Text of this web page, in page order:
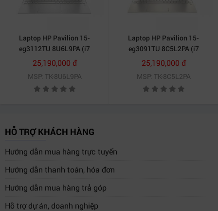
Laptop HP Pavilion 15-
eg3112TU 8U6L9PA (i7
1355U/ 16GB/ 512GB
SSD/15.6 inch FHD/Win11/
Silver/ Vỏ nhôm)
25,190,000 đ
MSP: TK-8U6L9PA
Laptop HP Pavilion 15-
eg3091TU 8C5L2PA (i7
1355U/ 16GB/ 512GB
SSD/15.6 inch FHD/Win11/
Gold/ Vỏ nhôm)
25,190,000 đ
MSP: TK-8C5L2PA
HỖ TRỢ KHÁCH HÀNG
Hướng dẫn mua hàng trực tuyến
Hướng dẫn thanh toán, hóa đơn
Hướng dẫn mua hàng trả góp
Hỗ trợ dự án, doanh nghiệp